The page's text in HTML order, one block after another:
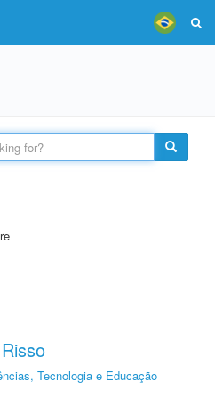
Tecnologia e Educação